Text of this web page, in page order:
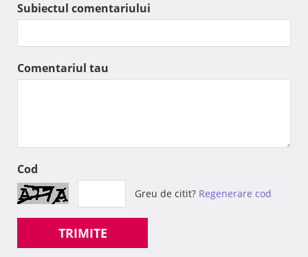
Subiectul comentariului
Comentariul tau
Cod
Greu de citit? Regenerare cod
TRIMITE